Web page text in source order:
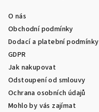
O nás
Obchodní podmínky
Dodací a platební podmínky
GDPR
Jak nakupovat
Odstoupení od smlouvy
Ochrana osobních údajů
Mohlo by vás zajímat